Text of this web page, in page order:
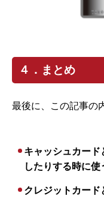
４．まとめ
最後に、この記事の
キャッシュカード
したりする時に使
クレジットカード